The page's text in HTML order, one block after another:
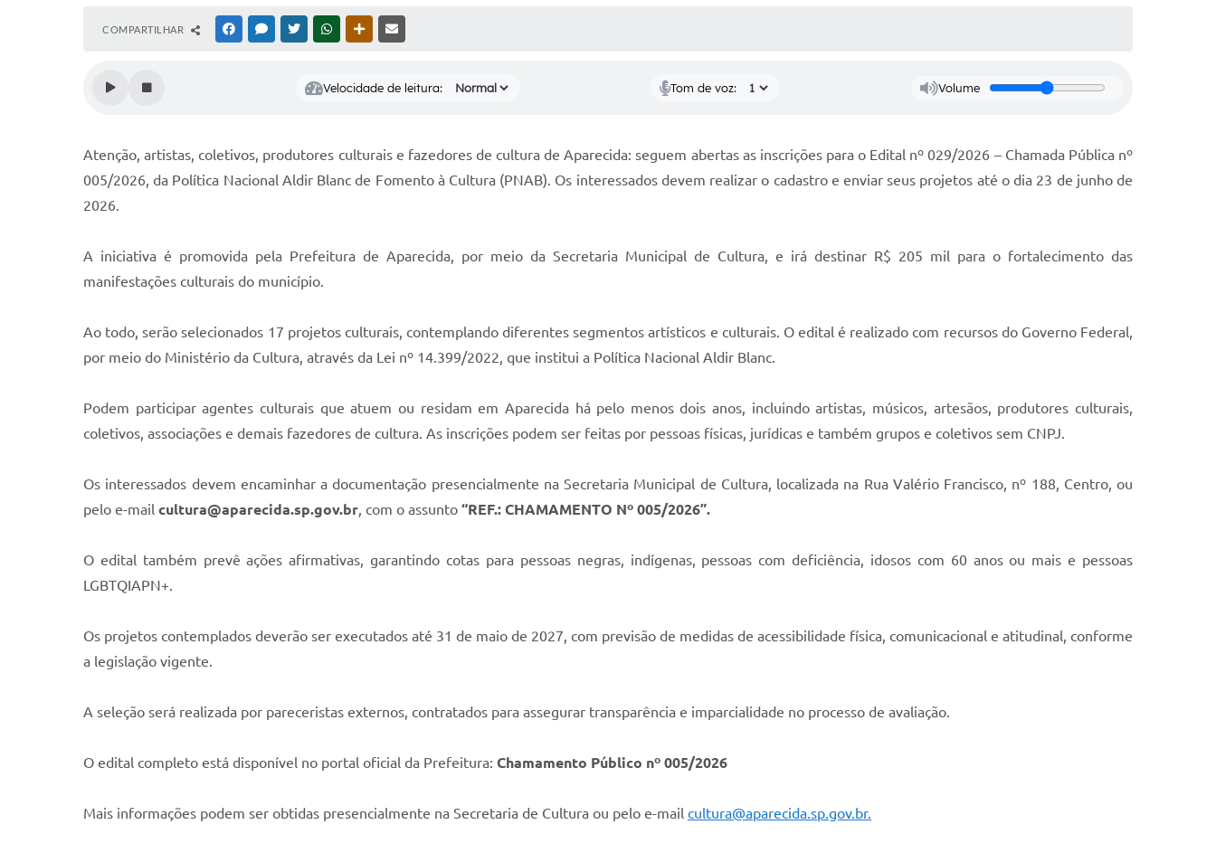
COMPARTILHAR FACEBOOKMESSENGER
TWITTERWHATSAPPOUTRAS MÍDIAS
Velocidade de leitura: Tom de voz: Volume
Atenção, artistas, coletivos, produtores culturais e fazedores de cultura de Aparecida: seguem abertas as inscrições para o Edital nº 029/2026 – Chamada Pública nº
005/2026, da Política Nacional Aldir Blanc de Fomento à Cultura (PNAB). Os interessados devem realizar o cadastro e enviar seus projetos até o dia 23 de junho de
2026.
A iniciativa é promovida pela Prefeitura de Aparecida, por meio da Secretaria Municipal de Cultura, e irá destinar R$ 205 mil para o fortalecimento das
manifestações culturais do município.
Ao todo, serão selecionados 17 projetos culturais, contemplando diferentes segmentos artísticos e culturais. O edital é realizado com recursos do Governo Federal,
por meio do Ministério da Cultura, através da Lei nº 14.399/2022, que institui a Política Nacional Aldir Blanc.
Podem participar agentes culturais que atuem ou residam em Aparecida há pelo menos dois anos, incluindo artistas, músicos, artesãos, produtores culturais,
coletivos, associações e demais fazedores de cultura. As inscrições podem ser feitas por pessoas físicas, jurídicas e também grupos e coletivos sem CNPJ.
Os interessados devem encaminhar a documentação presencialmente na Secretaria Municipal de Cultura, localizada na Rua Valério Francisco, nº 188, Centro, ou
pelo e-mail cultura@aparecida.sp.gov.br, com o assunto “REF.: CHAMAMENTO Nº 005/2026”.
O edital também prevê ações afirmativas, garantindo cotas para pessoas negras, indígenas, pessoas com deficiência, idosos com 60 anos ou mais e pessoas
LGBTQIAPN+.
Os projetos contemplados deverão ser executados até 31 de maio de 2027, com previsão de medidas de acessibilidade física, comunicacional e atitudinal, conforme
a legislação vigente.
A seleção será realizada por pareceristas externos, contratados para assegurar transparência e imparcialidade no processo de avaliação.
O edital completo está disponível no portal oficial da Prefeitura: Chamamento Público nº 005/2026
Mais informações podem ser obtidas presencialmente na Secretaria de Cultura ou pelo e-mail cultura@aparecida.sp.gov.br.